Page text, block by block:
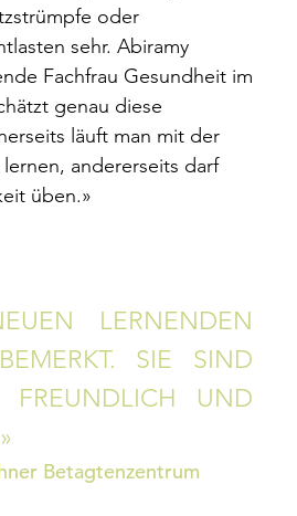
oder
sehr. Abiramy
Fachfrau Gesundheit im
genau diese
läuft man mit der
andererseits darf
üben.»
LERNENDEN
SIE SIND
FREUNDLICH UND
Betagtenzentrum